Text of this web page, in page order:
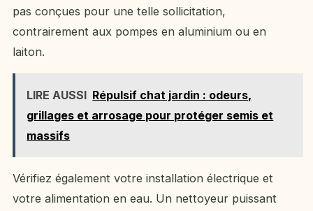
pas conçues pour une telle sollicitation,
contrairement aux pompes en aluminium ou en
laiton.
LIRE AUSSI Répulsif chat jardin : odeurs,
grillages et arrosage pour protéger semis et
massifs
Vérifiez également votre installation électrique et
votre alimentation en eau. Un nettoyeur puissant